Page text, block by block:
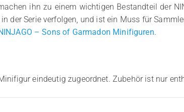
ihn zu einem wichtigen Bestandteil der
der Serie verfolgen, und ist ein Muss für
– Sons of Garmadon Minifiguren.
eindeutig zugeordnet. Zubehör ist nur